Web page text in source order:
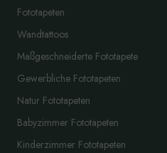
Fototapeten
Wandtattoos
Maßgeschneiderte Fototapete
Gewerbliche Fototapeten
Natur Fototapeten
Babyzimmer Fototapeten
Kinderzimmer Fototapeten